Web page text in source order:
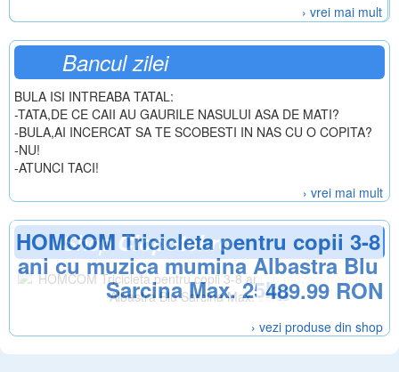
› vrei mai mult
Bancul zilei
BULA ISI INTREABA TATAL:
-TATA,DE CE CAII AU GAURILE NASULUI ASA DE MATI?
-BULA,AI INCERCAT SA TE SCOBESTI IN NAS CU O COPITA?
-NU!
-ATUNCI TACI!
› vrei mai mult
ShopClopotel.ro
HOMCOM Tricicleta pentru copii 3-8
ani cu muzica mumina Albastra Blu
Sarcina Max. 25kg489.99 RON
› vezi produse din shop